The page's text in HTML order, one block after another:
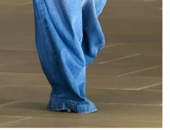
Diễn đàn tháng 8: Ca sĩ Duyên
Quỳnh càng trân trọng thời gian
bên cha sau biến cố của gia đình